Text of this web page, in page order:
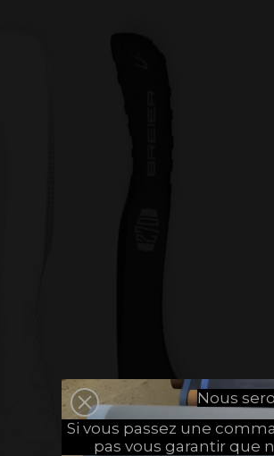
Nous
Si vous passez une
pas vous garantir que